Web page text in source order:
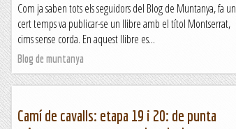
Com ja saben tots els seguidors del Blog de Muntanya, fa un
cert temps va publicar-se un llibre amb el títol Montserrat,
cims sense corda. En aquest llibre es...
Blog de muntanya
Camí de cavalls: etapa 19 i 20: de punta